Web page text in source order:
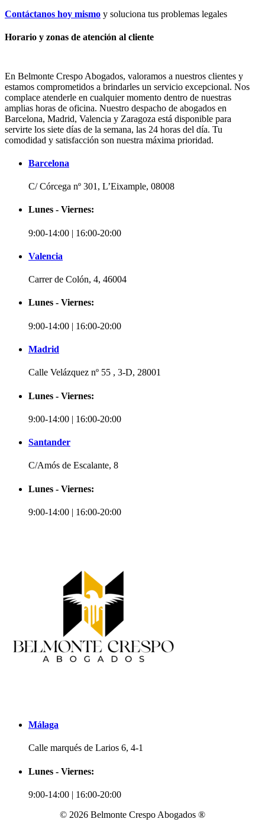
Contáctanos hoy mismo y soluciona tus problemas legales
Horario y zonas de atención al cliente
En Belmonte Crespo Abogados, valoramos a nuestros clientes y
estamos comprometidos a brindarles un servicio excepcional. Nos
complace atenderle en cualquier momento dentro de nuestras
amplias horas de oficina. Nuestro despacho de abogados en
Barcelona, Madrid, Valencia y Zaragoza está disponible para
servirte los siete días de la semana, las 24 horas del día. Tu
comodidad y satisfacción son nuestra máxima prioridad.
Barcelona
C/ Córcega nº 301, L’Eixample, 08008
Lunes - Viernes:
9:00-14:00 | 16:00-20:00
Valencia
Carrer de Colón, 4, 46004
Lunes - Viernes:
9:00-14:00 | 16:00-20:00
Madrid
Calle Velázquez nº 55 , 3-D, 28001
Lunes - Viernes:
9:00-14:00 | 16:00-20:00
Santander
C/Amós de Escalante, 8
Lunes - Viernes:
9:00-14:00 | 16:00-20:00
Málaga
Calle marqués de Larios 6, 4-1
Lunes - Viernes:
9:00-14:00 | 16:00-20:00
© 2026 Belmonte Crespo Abogados ®